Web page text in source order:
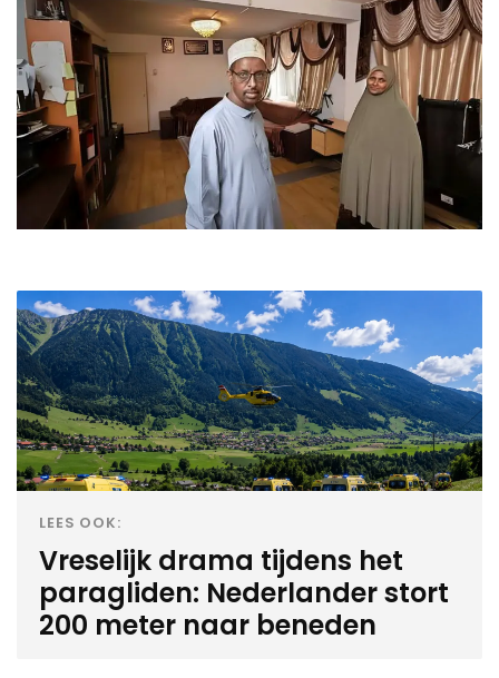
LEES OOK:
Vreselijk drama tijdens het
paragliden: Nederlander stort
200 meter naar beneden